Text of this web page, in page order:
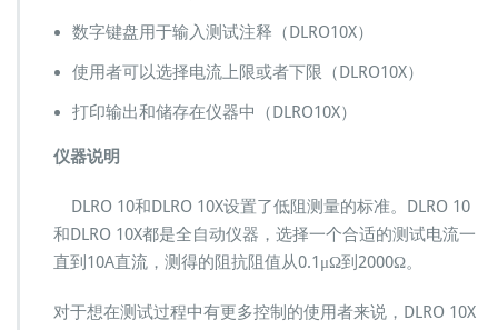
2
0
0
M
0
0
A
M
g
数字键盘用于输入测试注释（DLRO10X）
使用者可以选择电流上限或者下限（DLRO10X）
打印输出和储存在仪器中（DLRO10X）
仪器说明
DLRO 10和DLRO 10X设置了低阻测量的标准。DLRO 10
和DLRO 10X都是全自动仪器，选择一个合适的测试电流一
直到10A直流，测得的阻抗阻值从0.1μΩ到2000Ω。
对于想在测试过程中有更多控制的使用者来说，DLRO 10X